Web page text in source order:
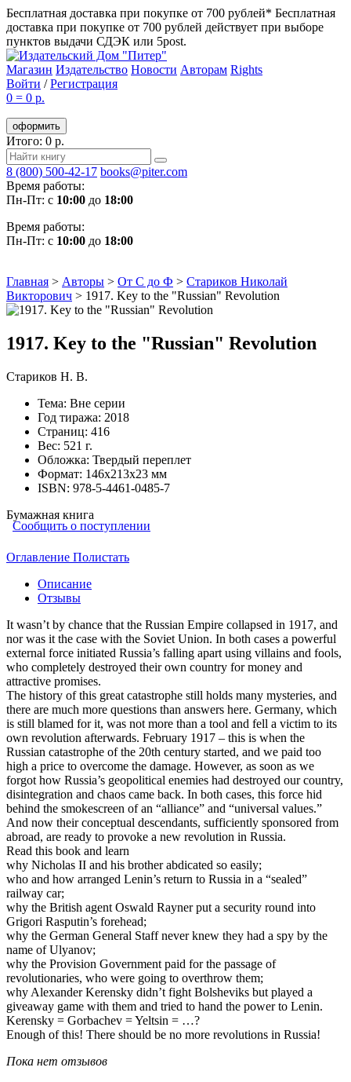
Бесплатная доставка при покупке от 700 рублей* Бесплатная
доставка при покупке от 700 рублей действует при выборе
пунктов выдачи СДЭК или 5post.
Магазин Издательство Новости Авторам Rights
Войти /Регистрация
0 = 0 р.
оформить
Итого: 0 р.
8 (800) 500-42-17 books@piter.com
Время работы:
Пн-Пт: с 10:00 до 18:00
Время работы:
Пн-Пт: с 10:00 до 18:00
Главная > Авторы > От С до Ф > Стариков Николай
Викторович > 1917. Key to the "Russian" Revolution
1917. Key to the "Russian" Revolution
Стариков Н. В.
Тема: Вне серии
Год тиража: 2018
Страниц: 416
Вес: 521 г.
Обложка: Твердый переплет
Формат: 146х213х23 мм
ISBN: 978-5-4461-0485-7
Бумажная книга
Сообщить о поступлении
Оглавление Полистать
Описание
Отзывы
It wasn’t by chance that the Russian Empire collapsed in 1917, and
nor was it the case with the Soviet Union. In both cases a powerful
external force initiated Russia’s falling apart using villains and fools,
who completely destroyed their own country for money and
attractive promises.
The history of this great catastrophe still holds many mysteries, and
there are much more questions than answers here. Germany, which
is still blamed for it, was not more than a tool and fell a victim to its
own revolution afterwards. February 1917 – this is when the
Russian catastrophe of the 20th century started, and we paid too
high a price to overcome the damage. However, as soon as we
forgot how Russia’s geopolitical enemies had destroyed our country,
disintegration and chaos came back. In both cases, this force hid
behind the smokescreen of an “alliance” and “universal values.”
And now their conceptual descendants, sufficiently sponsored from
abroad, are ready to provoke a new revolution in Russia.
Read this book and learn
why Nicholas II and his brother abdicated so easily;
who and how arranged Lenin’s return to Russia in a “sealed”
railway car;
why the British agent Oswald Rayner put a security round into
Grigori Rasputin’s forehead;
why the German General Staff never knew they had a spy by the
name of Ulyanov;
why the Provision Government paid for the passage of
revolutionaries, who were going to overthrow them;
why Alexander Kerensky didn’t fight Bolsheviks but played a
giveaway game with them and tried to hand the power to Lenin.
Kerensky = Gorbachev = Yeltsin = …?
Enough of this! There should be no more revolutions in Russia!
Пока нет отзывов